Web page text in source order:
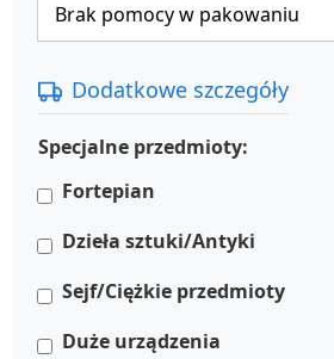
Dodatkowe szczegóły
Specjalne przedmioty:
Fortepian
Dzieła sztuki/Antyki
Sejf/Ciężkie przedmioty
Duże urządzenia